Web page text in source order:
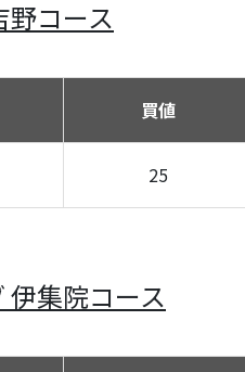
野コース
買値
25
集院コース